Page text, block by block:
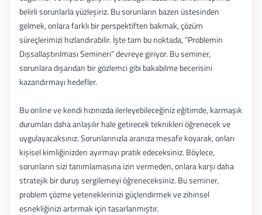
belirli sorunlarla yüzleşiriz. Bu sorunların bazen üstesinden
gelmek, onlara farklı bir perspektiften bakmak, çözüm
süreçlerimizi hızlandırabilir. İşte tam bu noktada, “Problemin
Dışsallaştırılması Semineri” devreye giriyor. Bu seminer,
sorunlara dışarıdan bir gözlemci gibi bakabilme becerisini
kazandırmayı hedefler.
Bu online ve kendi hızınızda ilerleyebileceğiniz eğitimde, karmaşık
durumları daha anlaşılır hale getirecek teknikleri öğrenecek ve
uygulayacaksınız. Sorunlarınızla aranıza mesafe koyarak, onları
kişisel kimliğinizden ayırmayı pratik edeceksiniz. Böylece,
sorunların sizi tanımlamasına izin vermeden, onlara karşı daha
stratejik bir duruş sergilemeyi öğreneceksiniz. Bu seminer,
problem çözme yeteneklerinizi güçlendirmek ve zihinsel
esnekliğinizi artırmak için tasarlanmıştır.